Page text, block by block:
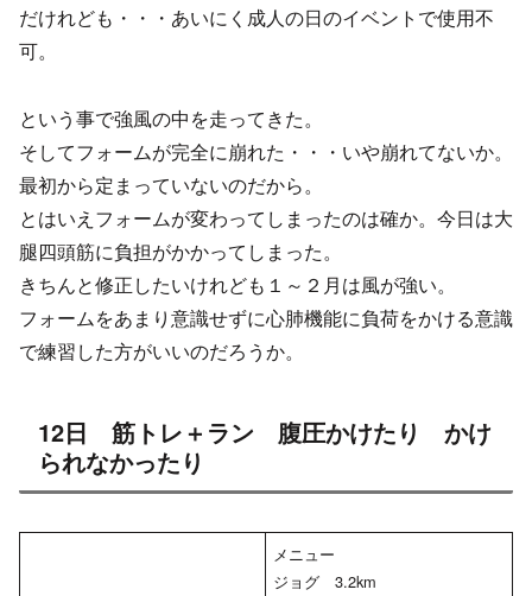
だけれども・・・あいにく成人の日のイベントで使用不
可。
という事で強風の中を走ってきた。
そしてフォームが完全に崩れた・・・いや崩れてないか。
最初から定まっていないのだから。
とはいえフォームが変わってしまったのは確か。今日は大
腿四頭筋に負担がかかってしまった。
きちんと修正したいけれども１～２月は風が強い。
フォームをあまり意識せずに心肺機能に負荷をかける意識
で練習した方がいいのだろうか。
12日 筋トレ＋ラン 腹圧かけたり かけ
られなかったり
メニュー
ジョグ 3.2km